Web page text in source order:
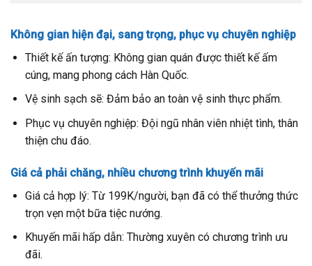
Không gian hiện đại, sang trọng, phục vụ chuyên nghiệp
Thiết kế ấn tượng: Không gian quán được thiết kế ấm
cúng, mang phong cách Hàn Quốc.
Vệ sinh sạch sẽ: Đảm bảo an toàn vệ sinh thực phẩm.
Phục vụ chuyên nghiệp: Đội ngũ nhân viên nhiệt tình, thân
thiện chu đáo.
Giá cả phải chăng, nhiều chương trình khuyến mãi
Giá cả hợp lý: Từ 199K/người, bạn đã có thể thưởng thức
trọn vẹn một bữa tiệc nướng.
Khuyến mãi hấp dẫn: Thường xuyên có chương trình ưu
đãi.